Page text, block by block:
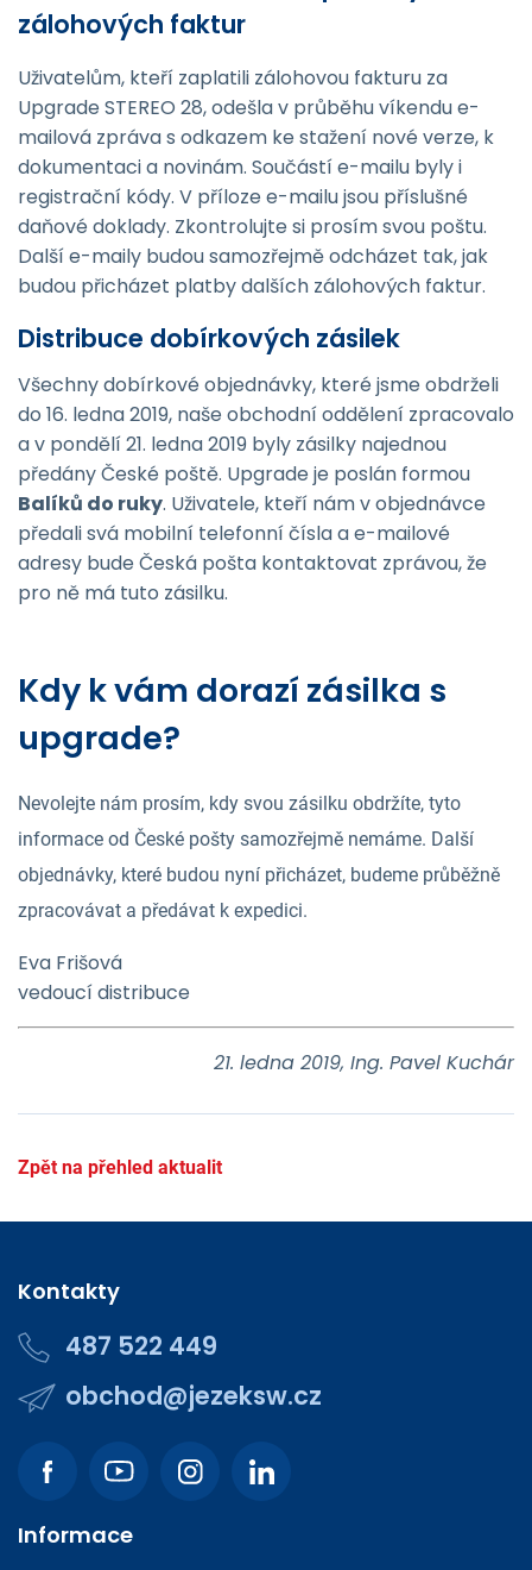
zálohových faktur
Uživatelům, kteří zaplatili zálohovou fakturu za
Upgrade STEREO 28, odešla v průběhu víkendu e-
mailová zpráva s odkazem ke stažení nové verze, k
dokumentaci a novinám. Součástí e-mailu byly i
registrační kódy. V příloze e-mailu jsou příslušné
daňové doklady. Zkontrolujte si prosím svou poštu.
Další e-maily budou samozřejmě odcházet tak, jak
budou přicházet platby dalších zálohových faktur.
Distribuce dobírkových zásilek
Všechny dobírkové objednávky, které jsme obdrželi
do 16. ledna 2019, naše obchodní oddělení zpracovalo
a v pondělí 21. ledna 2019 byly zásilky najednou
předány České poště. Upgrade je poslán formou
Balíků do ruky. Uživatele, kteří nám v objednávce
předali svá mobilní telefonní čísla a e-mailové
adresy bude Česká pošta kontaktovat zprávou, že
pro ně má tuto zásilku.
Kdy k vám dorazí zásilka s
upgrade?
Nevolejte nám prosím, kdy svou zásilku obdržíte, tyto
informace od České pošty samozřejmě nemáme. Další
objednávky, které budou nyní přicházet, budeme průběžně
zpracovávat a předávat k expedici.
Eva Frišová
vedoucí distribuce
21. ledna 2019, Ing. Pavel Kuchár
Zpět na přehled aktualit
Kontakty
487 522 449
obchod@jezeksw.cz
Informace